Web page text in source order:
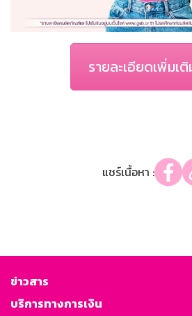
รายละเอียดเพิ่มเ
แชร์เนื้อหา :
ข่าวสาร
บริการทางการเงิน